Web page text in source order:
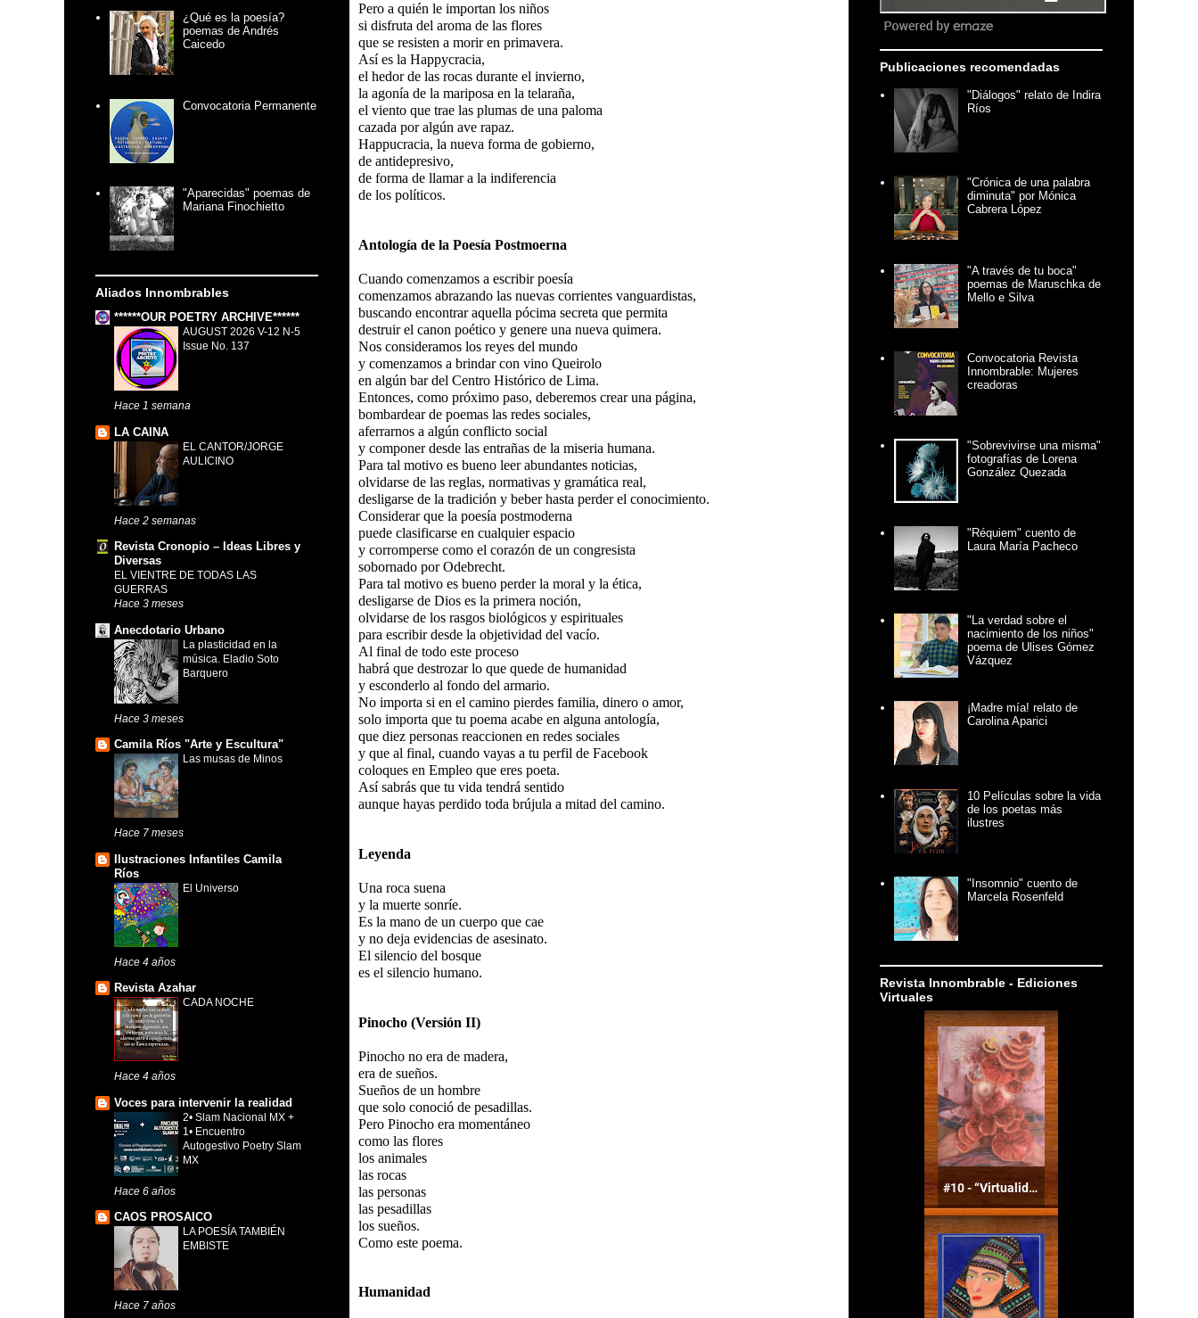
Pero a quién le importan los niños
si disfruta del aroma de las flores
que se resisten a morir en primavera.
Así es la Happycracia,
el hedor de las rocas durante el invierno,
la agonía de la mariposa en la telaraña,
el viento que trae las plumas de una paloma
cazada por algún ave rapaz.
Happucracia, la nueva forma de gobierno,
de antidepresivo,
de forma de llamar a la indiferencia
de los políticos.
Antología de la Poesía Postmoerna
Cuando comenzamos a escribir poesía
comenzamos abrazando las nuevas corrientes vanguardistas,
buscando encontrar aquella pócima secreta que permita
destruir el canon poético y genere una nueva quimera.
Nos consideramos los reyes del mundo
y comenzamos a brindar con vino Queirolo
en algún bar del Centro Histórico de Lima.
Entonces, como próximo paso, deberemos crear una página,
bombardear de poemas las redes sociales,
aferrarnos a algún conflicto social
y componer desde las entrañas de la miseria humana.
Para tal motivo es bueno leer abundantes noticias,
olvidarse de las reglas, normativas y gramática real,
desligarse de la tradición y beber hasta perder el conocimiento.
Considerar que la poesía postmoderna
puede clasificarse en cualquier espacio
y corromperse como el corazón de un congresista
sobornado por Odebrecht.
Para tal motivo es bueno perder la moral y la ética,
desligarse de Dios es la primera noción,
olvidarse de los rasgos biológicos y espirituales
para escribir desde la objetividad del vacío.
Al final de todo este proceso
habrá que destrozar lo que quede de humanidad
y esconderlo al fondo del armario.
No importa si en el camino pierdes familia, dinero o amor,
solo importa que tu poema acabe en alguna antología,
que diez personas reaccionen en redes sociales
y que al final, cuando vayas a tu perfil de Facebook
coloques en Empleo que eres poeta.
Así sabrás que tu vida tendrá sentido
aunque hayas perdido toda brújula a mitad del camino.
Leyenda
Una roca suena
y la muerte sonríe.
Es la mano de un cuerpo que cae
y no deja evidencias de asesinato.
El silencio del bosque
es el silencio humano.
Pinocho (Versión II)
Pinocho no era de madera,
era de sueños.
Sueños de un hombre
que solo conoció de pesadillas.
Pero Pinocho era momentáneo
como las flores
los animales
las rocas
las personas
las pesadillas
los sueños.
Como este poema.
Humanidad
¿Qué es la poesía?
poemas de Andrés
Caicedo
Convocatoria Permanente
"Aparecidas" poemas de
Mariana Finochietto
Aliados Innombrables
******OUR POETRY ARCHIVE******
AUGUST 2026 V-12 N-5
Issue No. 137
Hace 1 semana
LA CAINA
EL CANTOR/JORGE
AULICINO
Hace 2 semanas
Revista Cronopio – Ideas Libres y
Diversas
EL VIENTRE DE TODAS LAS
GUERRAS
Hace 3 meses
Anecdotario Urbano
La plasticidad en la
música. Eladio Soto
Barquero
Hace 3 meses
Camila Ríos "Arte y Escultura"
Las musas de Minos
Hace 7 meses
Ilustraciones Infantiles Camila
Ríos
El Universo
Hace 4 años
Revista Azahar
CADA NOCHE
Hace 4 años
Voces para intervenir la realidad
2• Slam Nacional MX +
1• Encuentro
Autogestivo Poetry Slam
MX
Hace 6 años
CAOS PROSAICO
LA POESÍA TAMBIÉN
EMBISTE
Hace 7 años
Publicaciones recomendadas
"Diálogos" relato de Indira
Ríos
"Crónica de una palabra
diminuta" por Mónica
Cabrera López
"A través de tu boca"
poemas de Maruschka de
Mello e Silva
Convocatoria Revista
Innombrable: Mujeres
creadoras
"Sobrevivirse una misma"
fotografías de Lorena
González Quezada
"Réquiem" cuento de
Laura María Pacheco
"La verdad sobre el
nacimiento de los niños"
poema de Ulises Gómez
Vázquez
¡Madre mía! relato de
Carolina Aparici
10 Películas sobre la vida
de los poetas más
ilustres
"Insomnio" cuento de
Marcela Rosenfeld
Revista Innombrable - Ediciones
Virtuales